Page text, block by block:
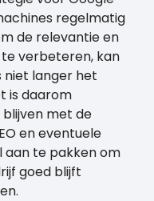
regelmatig
de relevantie en
verbeteren, kan
niet langer het
is daarom
met de
en eventuele
aan te pakken om
goed blijft